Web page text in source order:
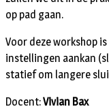
op pad gaan.
Voor deze workshop
instellingen aankan
statief om langere
Docent:Vivian Bax